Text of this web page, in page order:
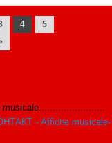
4
5
- Affiche musicale-